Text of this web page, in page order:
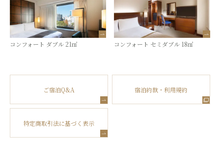
コンフォート ダブル 21㎡ コンフォート セミダブル 18㎡
ご宿泊Q&A 宿泊約款・利用規約
特定商取引法に基づく表示